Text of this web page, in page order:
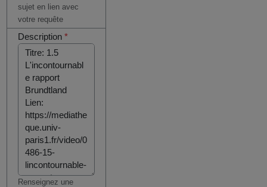
sujet en lien avec
votre requête
Description*
Renseignez une